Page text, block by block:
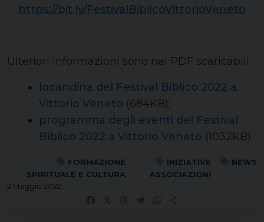
https://bit.ly/FestivalBiblicoVittorioVeneto
Ulteriori informazioni sono nei PDF scaricabili:
locandina del Festival Biblico 2022 a
Vittorio Veneto (684KB);
programma degli eventi del Festival
Biblico 2022 a Vittorio Veneto (1032KB).
FORMAZIONE
SPIRITUALE E CULTURA
INIZIATIVE
ASSOCIAZIONI
NEWS
2 Maggio 2022